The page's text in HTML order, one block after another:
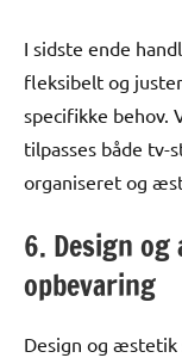
I sidste ende
fleksibelt og
specifikke behov.
tilpasses både tv-
organiseret og
6. Design
opbevaring
Design og